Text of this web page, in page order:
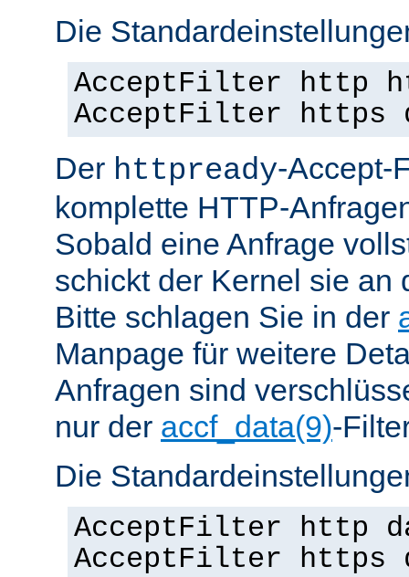
Die
AcceptFilter http
AcceptFilter https
Der httpready-Accept-
komplette HTTP-
Sobald eine Anfrage
schickt der Kernel sie an
Bitte schlagen Sie in der
Manpage für weitere
Anfragen sind
nur der accf_data(9)-
Die
AcceptFilter http
AcceptFilter https